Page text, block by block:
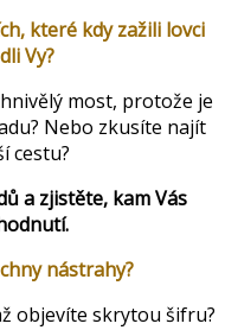
které kdy zažili lovci
Vy?
most, protože je
Nebo zkusíte najít
cestu?
a zjistěte, kam Vás
nástrahy?
objevíte skrytou šifru?